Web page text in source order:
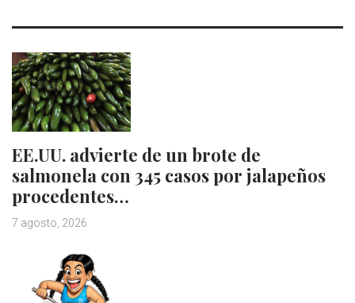
EE.UU. advierte de un brote de
salmonela con 345 casos por jalapeños
procedentes…
7 agosto, 2026